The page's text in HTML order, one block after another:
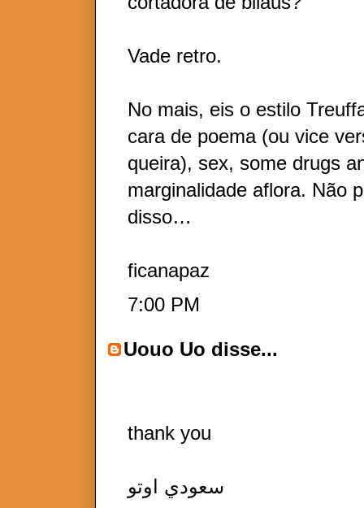
Vade retro.
No mais, eis o estilo
cara de poema (ou vice
queira), sex, some drugs
marginalidade aflora. Não
disso…
ficanapaz
7:00 PM
Uouo Uo disse...
thank you
سعودي اوتو